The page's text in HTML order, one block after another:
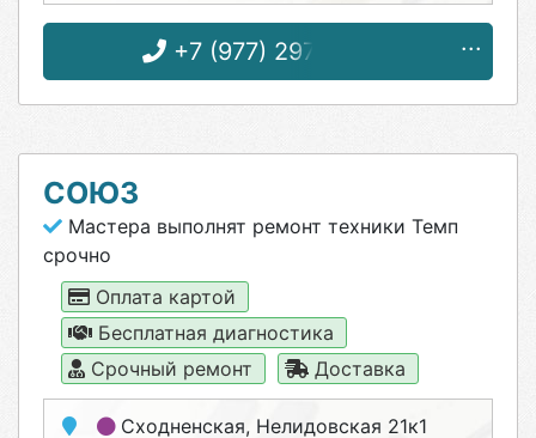
+7 (977) 297-80-22
СОЮЗ
Мастера выполнят ремонт техники Темп
срочно
Оплата картой
Бесплатная диагностика
Срочный ремонт
Доставка
Сходненская, Нелидовская 21к1